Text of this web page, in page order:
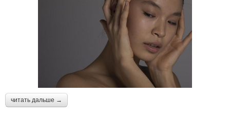
читать дальше →